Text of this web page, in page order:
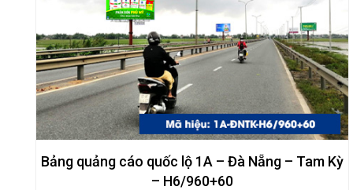
Bảng quảng cáo quốc lộ 1A – Đà Nẵng – Tam Kỳ
– H6/960+60